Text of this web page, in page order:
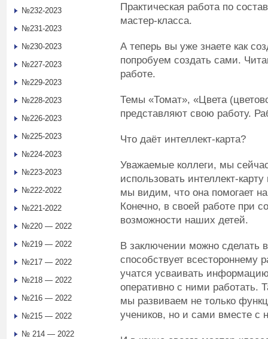
Практическая работа по
мастер-класса.
А теперь вы уже знаете как
попробуем создать сами.
работе.
Темы «Томат», «Цвета
представляют свою работу.
Что даёт интеллект-карта?
Уважаемые коллеги, мы
использовать интеллект-
мы видим, что она помогает
Конечно, в своей работе при
возможности наших детей.
В заключении можно сделать
способствует всестороннему
учатся усваивать
оперативно с ними работать.
мы развиваем не только
учеников, но и сами вместе с
№232-2023
№231-2023
№230-2023
№227-2023
№229-2023
№228-2023
№226-2023
№225-2023
№224-2023
№223-2023
№222-2022
№221-2022
№220 — 2022
№219 — 2022
№217 — 2022
№218 — 2022
№216 — 2022
№215 — 2022
№ 214 — 2022